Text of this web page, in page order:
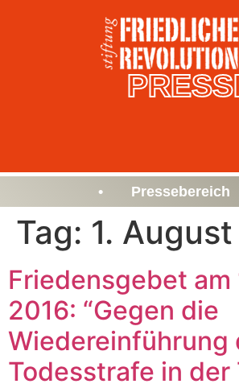
•
Tag: 1.
Friedensgebet am
2016: “Gegen die
Wiedereinführung
Todesstrafe in der